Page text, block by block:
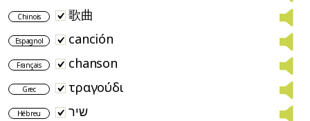
Chinois 歌曲
Espagnol canción
Français chanson
Grec τραγούδι
Hébreu שיר